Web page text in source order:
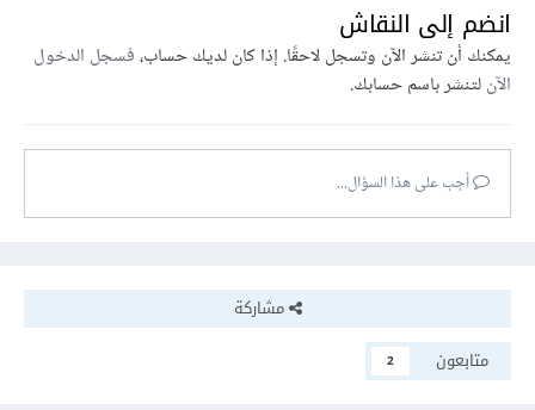
انضم إلى النقاش
يمكنك أن تنشر الآن وتسجل لاحقًا. إذا كان لديك حساب،فسجل الدخول
الآنلتنشر باسم حسابك.
أجب على هذا السؤال...
مشاركة
متابعون
2